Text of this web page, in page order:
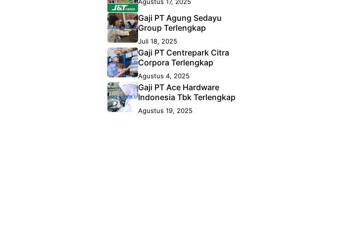
Gaji PT Agung Sedayu
Group Terlengkap
Juli 18, 2025
Gaji PT Centrepark Citra
Corpora Terlengkap
Agustus 4, 2025
Gaji PT Ace Hardware
Indonesia Tbk Terlengkap
Agustus 19, 2025